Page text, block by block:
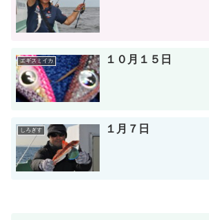
エギスミイカ １０月１５日
しろぎす １月７日